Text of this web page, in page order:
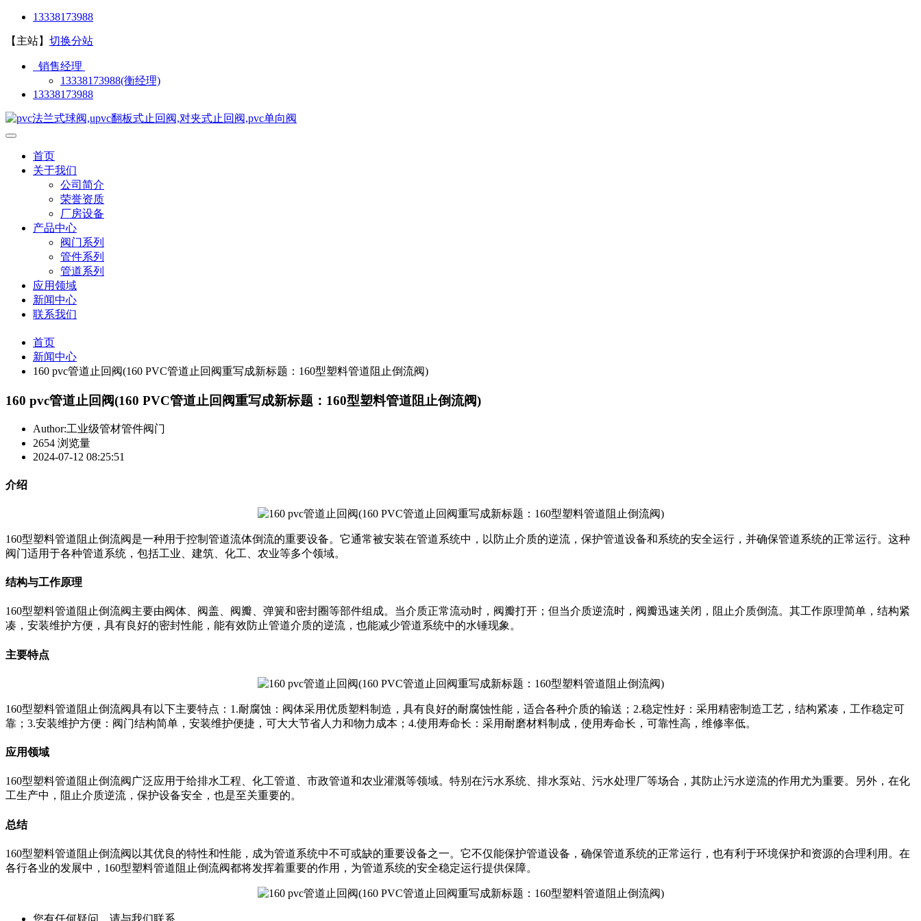
13338173988
【主站】 切换分站
销售经理
13338173988(衡经理)
13338173988
首页
关于我们
公司简介
荣誉资质
厂房设备
产品中心
阀门系列
管件系列
管道系列
应用领域
新闻中心
联系我们
首页
新闻中心
160 pvc管道止回阀(160 PVC管道止回阀重写成新标题：160型塑料管道阻止倒流阀)
160 pvc管道止回阀(160 PVC管道止回阀重写成新标题：160型塑料管道阻止倒流阀)
Author:工业级管材管件阀门
2654 浏览量
2024-07-12 08:25:51
介绍
160型塑料管道阻止倒流阀是一种用于控制管道流体倒流的重要设备。它通常被安装在管道系统中，以防止介质的逆流，保护管道设备和系统的安全运行，并确保管道系统的正常运行。这种
阀门适用于各种管道系统，包括工业、建筑、化工、农业等多个领域。
结构与工作原理
160型塑料管道阻止倒流阀主要由阀体、阀盖、阀瓣、弹簧和密封圈等部件组成。当介质正常流动时，阀瓣打开；但当介质逆流时，阀瓣迅速关闭，阻止介质倒流。其工作原理简单，结构紧
凑，安装维护方便，具有良好的密封性能，能有效防止管道介质的逆流，也能减少管道系统中的水锤现象。
主要特点
160型塑料管道阻止倒流阀具有以下主要特点：1.耐腐蚀：阀体采用优质塑料制造，具有良好的耐腐蚀性能，适合各种介质的输送；2.稳定性好：采用精密制造工艺，结构紧凑，工作稳定可
靠；3.安装维护方便：阀门结构简单，安装维护便捷，可大大节省人力和物力成本；4.使用寿命长：采用耐磨材料制成，使用寿命长，可靠性高，维修率低。
应用领域
160型塑料管道阻止倒流阀广泛应用于给排水工程、化工管道、市政管道和农业灌溉等领域。特别在污水系统、排水泵站、污水处理厂等场合，其防止污水逆流的作用尤为重要。另外，在化
工生产中，阻止介质逆流，保护设备安全，也是至关重要的。
总结
160型塑料管道阻止倒流阀以其优良的特性和性能，成为管道系统中不可或缺的重要设备之一。它不仅能保护管道设备，确保管道系统的正常运行，也有利于环境保护和资源的合理利用。在
各行各业的发展中，160型塑料管道阻止倒流阀都将发挥着重要的作用，为管道系统的安全稳定运行提供保障。
您有任何疑问，请与我们联系